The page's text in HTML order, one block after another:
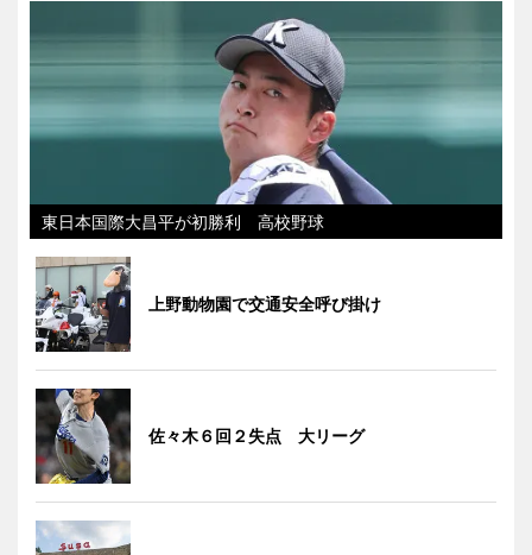
東日本国際大昌平が初勝利 高校野球
上野動物園で交通安全呼び掛け
佐々木６回２失点 大リーグ